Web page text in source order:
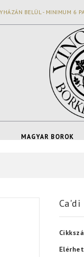
BELÜL - MINIMUM 6
MAGYAR BOROK
Ca'di